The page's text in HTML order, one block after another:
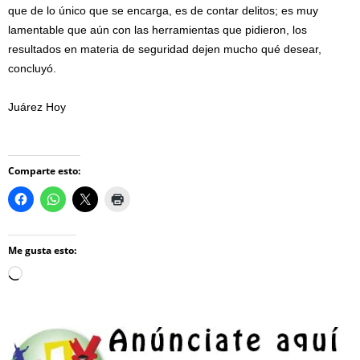
que de lo único que se encarga, es de contar delitos; es muy
lamentable que aún con las herramientas que pidieron, los
resultados en materia de seguridad dejen mucho qué desear,
concluyó.
Juárez Hoy
Comparte esto:
Me gusta esto:
Loading…